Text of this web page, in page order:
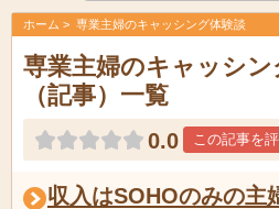
ホーム 専業主婦のキャッシング体験談
専業主婦のキャッシ
（記事）一覧
0.0 この記事を
収入はSOHOのみの主